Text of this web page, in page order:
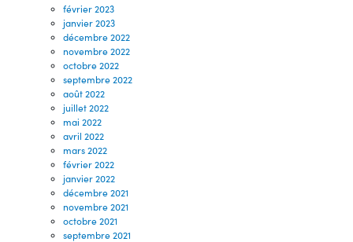
février 2023
janvier 2023
décembre 2022
novembre 2022
octobre 2022
septembre 2022
août 2022
juillet 2022
mai 2022
avril 2022
mars 2022
février 2022
janvier 2022
décembre 2021
novembre 2021
octobre 2021
septembre 2021